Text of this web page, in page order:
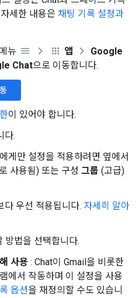
세한 내용은 채팅 기록 설정과
뉴 앱
Google
Chat으로 이동합니다.
이 있어야 합니다.
다.
게만 설정을 적용하려면 옆에서
사용됨) 또는 구성 그룹 (고급)
다 우선 적용됩니다. 자세히 알아
방법을 선택합니다.
사용 : Chat이 Gmail을 비롯한
에서 작동하며 이 설정을 사용
옵션을 재정의할 수도 있습니